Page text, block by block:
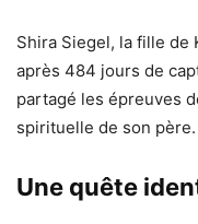
Shira Siegel, la fille de
après 484 jours de
partagé les épreuves
spirituelle de son père.
Une quête